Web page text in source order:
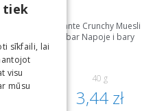
Sante Crunchy Muesli
bar Napoje i bary
40 g
3,44 zł
LATVIAN
LITHUANIAN
ESTONIAN
tiek
sīkfaili, lai
visu
mūsu